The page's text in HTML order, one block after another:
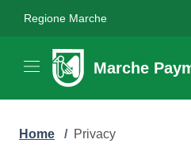
Regione Marche
Marche
Home / Privacy